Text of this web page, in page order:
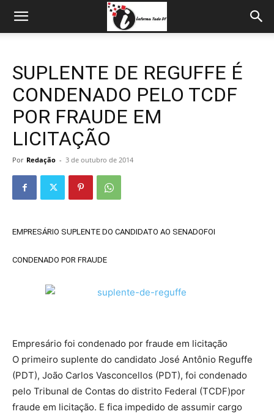
SUPLENTE DE REGUFFE É
CONDENADO PELO TCDF
POR FRAUDE EM
LICITAÇÃO
Por Redação - 3 de outubro de 2014
EMPRESÁRIO SUPLENTE DO CANDIDATO AO SENADOFOI
CONDENADO POR FRAUDE
Empresário foi condenado por fraude em licitação
O primeiro suplente do candidato José Antônio Reguffe
(PDT), João Carlos Vasconcellos (PDT), foi condenado
pelo Tribunal de Contas do distrito Federal (TCDF)por
fraude em licitação. E fica impedido de assumir cargo